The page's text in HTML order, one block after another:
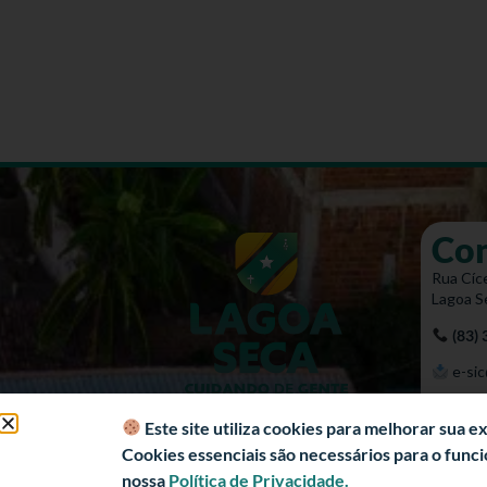
Rua
Lagoa
(83)
e-
Este site utiliza cookies para melhorar sua
Cookies essenciais são necessários para o
nossa Política de Privacidade.